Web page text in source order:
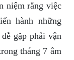
niệm rằng việc
hành những
gặp phải vận
tháng 7 âm